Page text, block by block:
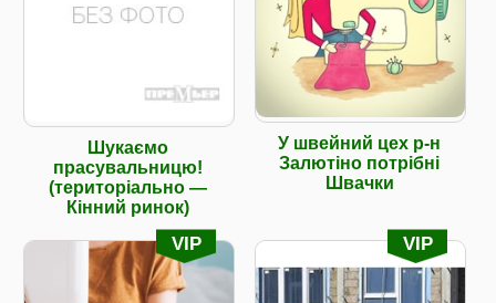
Шукаємо
прасувальницю!
(територіально —
Кінний ринок)
У швейний цех р-н
Залютіно потрібні
Швачки
VIP VIP